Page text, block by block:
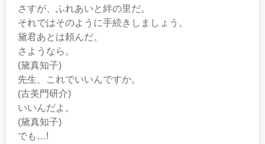
さすが、ふれあいと絆の里だ。
それではそのように手続きしましょう。
黛君あとは頼んだ。
さようなら。
(黛真知子)
先生、これでいいんですか。
(古美門研介)
いいんだよ。
(黛真知子)
でも…!